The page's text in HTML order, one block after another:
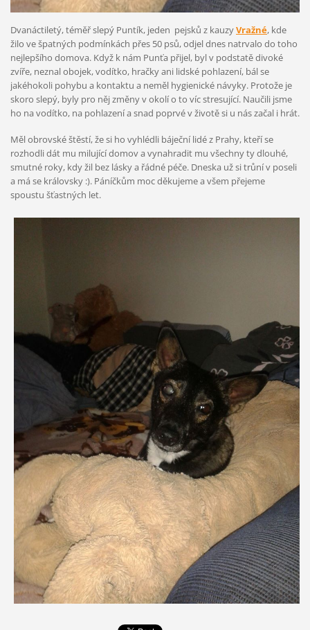
Dvanáctiletý, téměř slepý Puntík, jeden pejsků z kauzyVražné, kde
žilo ve špatných podmínkách přes 50 psů, odjel dnes natrvalo do toho
nejlepšího domova. Když k nám Punťa přijel, byl v podstatě divoké
zvíře, neznal obojek, vodítko, hračky ani lidské pohlazení, bál se
jakéhokoli pohybu a kontaktu a neměl hygienické návyky. Protože je
skoro slepý, byly pro něj změny v okolí o to víc stresující. Naučili jsme
ho na vodítko, na pohlazení a snad poprvé v životě si u nás začal i hrát.
Měl obrovské štěstí, že si ho vyhlédli báječní lidé z Prahy, kteří se
rozhodli dát mu milující domov a vynahradit mu všechny ty dlouhé,
smutné roky, kdy žil bez lásky a řádné péče. Dneska už si trůní v poseli
a má se královsky :). Páníčkům moc děkujeme a všem přejeme
spoustu šťastných let.